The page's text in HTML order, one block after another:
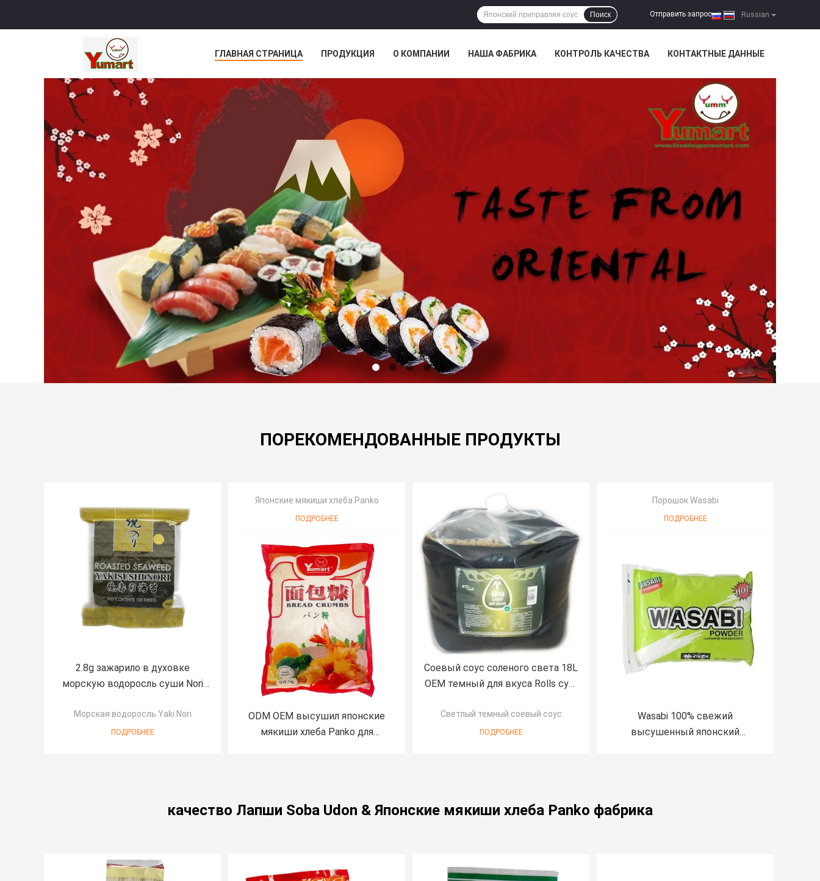
Russian
Отправить запрос |
Поиск
ГЛАВНАЯ СТРАНИЦА ПРОДУКЦИЯ О КОМПАНИИ НАША ФАБРИКА КОНТРОЛЬ КАЧЕСТВА КОНТАКТНЫЕ ДАННЫЕ
НОВОСТИ ВСЕ СЛУЧАИ
ПОРЕКОМЕНДОВАННЫЕ ПРОДУКТЫ
2.8g зажарило в духовке
морскую водоросль суши Nori
естественный вкус
Морская водоросль Yaki Nori
ПОДРОБНЕЕ
Японские мякиши хлеба Panko
ПОДРОБНЕЕ
ODM OEM высушил японские
мякиши хлеба Panko для
Соевый соус соленого света 18L
OEM темный для вкуса Rolls суш
Светлый темный соевый соус
ПОДРОБНЕЕ
Порошок Wasabi
ПОДРОБНЕЕ
Wasabi 100% свежий
высушенный японский
качество Лапши Soba Udon & Японские мякиши хлеба Panko фабрика